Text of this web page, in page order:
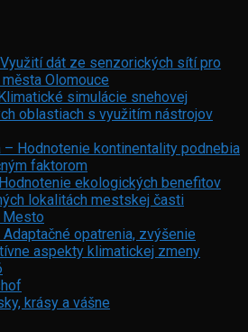
dát ze senzorických sítí pro
Olomouce
simulácie snehovej
oblastiach s využitím nástrojov
– Hodnotenie kontinentality podnebia
faktorom
ekologických benefitov
lokalitách mestskej časti
Mesto
opatrenia, zvýšenie
aspekty klimatickej zmeny
krásy a vášne